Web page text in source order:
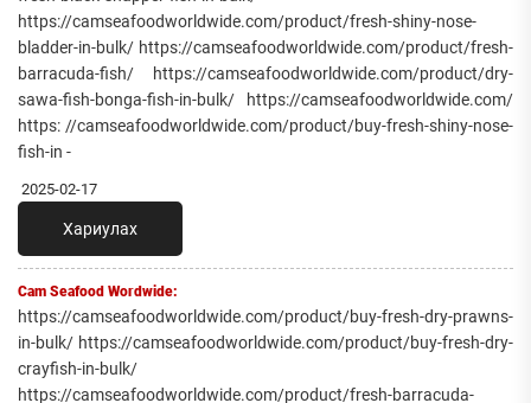
https://camseafoodworldwide.com/product/fresh-shiny-nose-
bladder-in-bulk/ https://camseafoodworldwide.com/product/fresh-
barracuda-fish/ https://camseafoodworldwide.com/product/dry-
sawa-fish-bonga-fish-in-bulk/ https://camseafoodworldwide.com/
https: //camseafoodworldwide.com/product/buy-fresh-shiny-nose-
fish-in -
2025-02-17
Хариулах
Cam Seafood Wordwide:
https://camseafoodworldwide.com/product/buy-fresh-dry-prawns-
in-bulk/ https://camseafoodworldwide.com/product/buy-fresh-dry-
crayfish-in-bulk/
https://camseafoodworldwide.com/product/fresh-barracuda-